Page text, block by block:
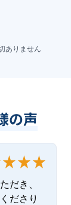
ありません
の声
だき、
ださり